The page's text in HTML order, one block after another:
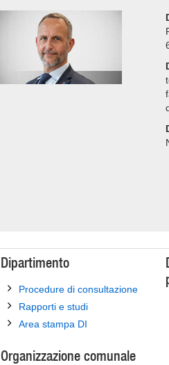
Dipartimento
Procedure di consultazione
Rapporti e studi
Area stampa DI
Organizzazione comunale